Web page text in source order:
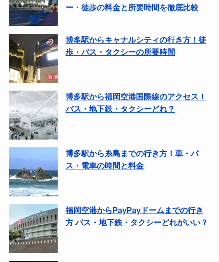
ー・徒歩の料金と所要時間を徹底比較
博多駅からキャナルシティの行き方！徒
歩・バス・タクシーの所要時間
博多駅から福岡空港国際線のアクセス！
バス・地下鉄・タクシーどれ？
博多駅から糸島までの行き方！車・バ
ス・電車の時間と料金
福岡空港からPayPayドームまでの行き
方 バス・地下鉄・タクシーどれがいい？